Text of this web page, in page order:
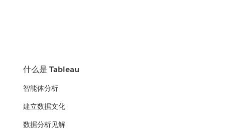
什么是 Tableau
智能体分析
建立数据文化
数据分析见解